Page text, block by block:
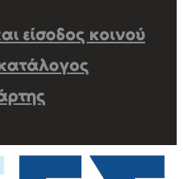
είσοδος κοινού